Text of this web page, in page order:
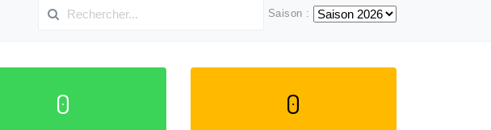
Saison :
0 0